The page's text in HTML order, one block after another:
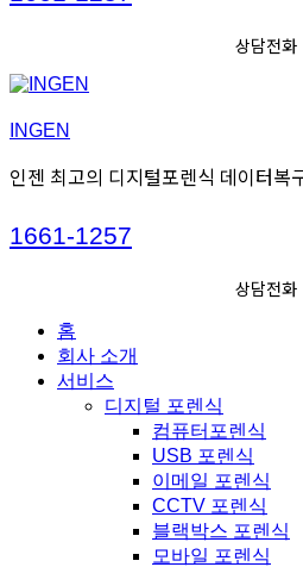
상담전화
INGEN
인젠 최고의 디지털포렌식 데이터복
Call
1661-1257
상담전화
홈
회사 소개
서비스
디지털 포렌식
컴퓨터포렌식
USB 포렌식
이메일 포렌식
CCTV 포렌식
블랙박스 포렌식
모바일 포렌식